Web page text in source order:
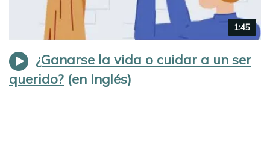
Video
duration
1:45
¿Ganarse la vida o cuidar a un ser
querido?